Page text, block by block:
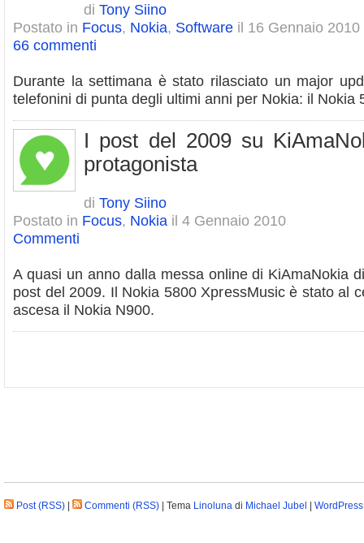
di Tony Siino
Postato in Focus, Nokia, Software il 16 Gennaio 2010
66 commenti
Durante la settimana è stato rilasciato un major
telefonini di punta degli ultimi anni per Nokia: il Nokia
I post del 2009 su
protagonista
di Tony Siino
Postato in Focus, Nokia il 4 Gennaio 2010
Commenti
A quasi un anno dalla messa online di KiAmaNokia
post del 2009. Il Nokia 5800 XpressMusic è stato al
ascesa il Nokia N900.
Post (RSS) Commenti (RSS) | Tema Linoluna di Michael Jubel WordPress